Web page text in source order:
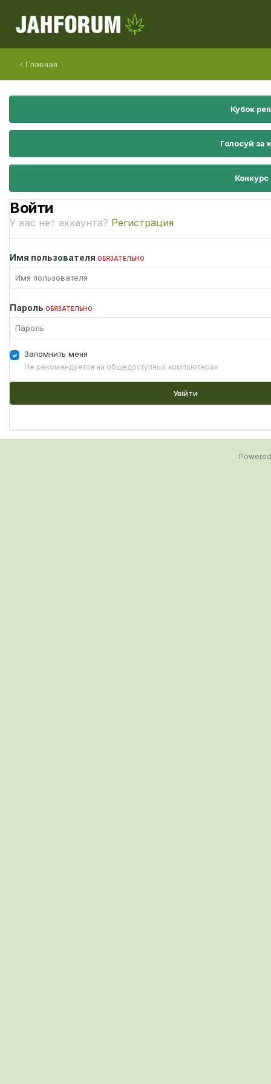
Главная
Кубок
Голосуй
Войти
У вас нет аккаунта? Регистрация
Имя пользователя ОБЯЗАТЕЛЬНО
Пароль ОБЯЗАТЕЛЬНО
Запомнить меня
Не рекомендуется на общедоступных компьютерах
Увійти